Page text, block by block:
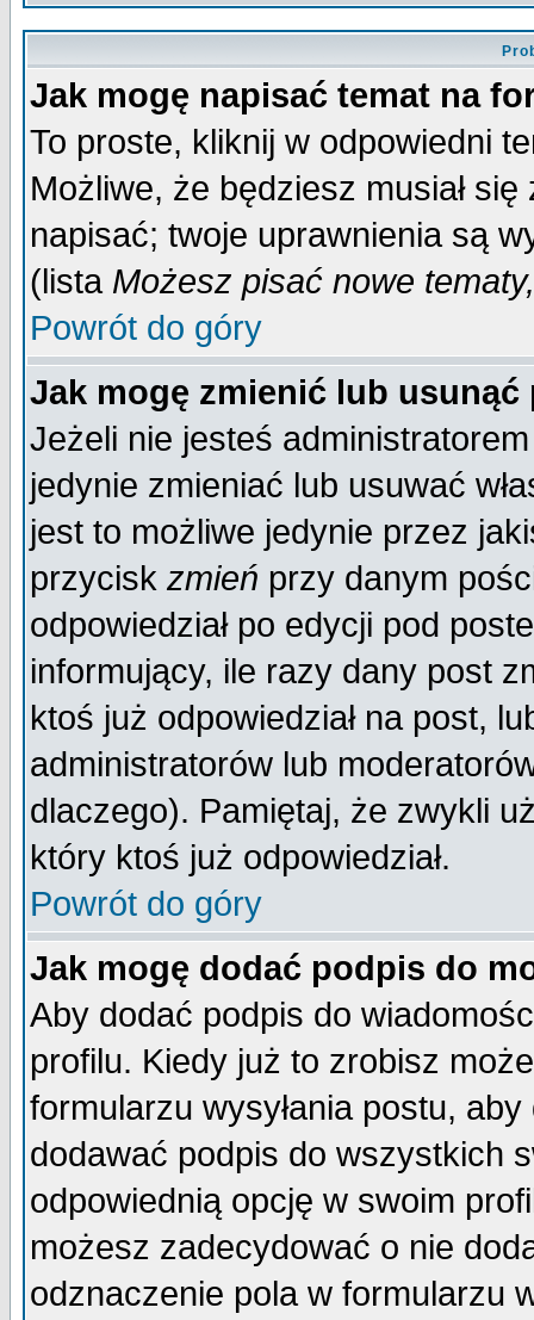
Jak mogę napisać temat na
To proste, kliknij w odpowiedni
Możliwe, że będziesz musiał
napisać; twoje uprawnienia są
(lista Możesz pisać nowe
Powrót do góry
Jak mogę zmienić lub usunąć
Jeżeli nie jesteś
jedynie zmieniać lub usuwać
jest to możliwe jedynie przez
przycisk zmień przy danym
odpowiedział po edycji pod
informujący, ile razy dany post
ktoś już odpowiedział na post,
administratorów lub
dlaczego). Pamiętaj, że zwykli
który ktoś już odpowiedział.
Powrót do góry
Jak mogę dodać podpis do
Aby dodać podpis do
profilu. Kiedy już to zrobisz
formularzu wysyłania postu,
dodawać podpis do wszystkich
odpowiednią opcję w swoim
możesz zadecydować o nie
odznaczenie pola w formularzu